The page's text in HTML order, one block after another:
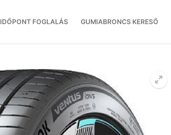
IDŐPONT FOGLALÁS GUMIABRONCS KERESŐ